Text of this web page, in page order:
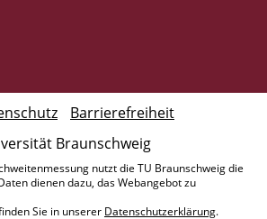
Braunschweig
Barrierefreiheit
nutzt die TU Braunschweig die
dienen dazu, das Webangebot zu
Sie in unserer Datenschutzerklärung.